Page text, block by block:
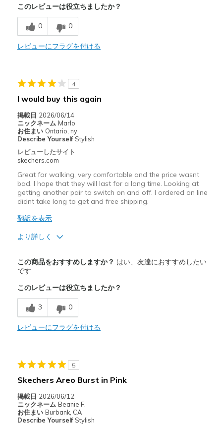
Comfortable
Stylish
以下に最適
Width
Sizing
Feels true to size
このレビューは役立ちましたか？
0 0
レビューにフラグを付ける
4
I would buy this again
掲載日 2026/06/14
ニックネーム Marlo
お住まい Ontario, ny
Describe Yourself Stylish
レビューしたサイト
skechers.com
Great for walking, very comfortable and the price wasnt
bad. I hope that they will last for a long time. Looking at
getting another pair to switch on and off. I ordered on line
didnt take long to get and free shipping.
翻訳を表示
より詳しく
Attractive Design
Comfortable
Stylish
以下に最適
Width
Sizing
Feels true to size
この商品をおすすめしますか？ はい、友達におすすめしたい
です
このレビューは役立ちましたか？
3 0
レビューにフラグを付ける
5
Skechers Areo Burst in Pink
掲載日 2026/06/12
ニックネーム Beanie F.
お住まい Burbank, CA
Describe Yourself Stylish